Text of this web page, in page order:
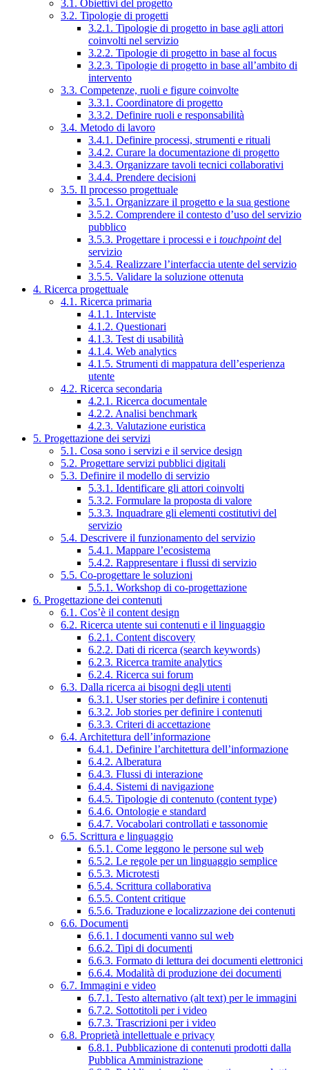
3.1. Obiettivi del progetto
3.2. Tipologie di progetti
3.2.1. Tipologie di progetto in base agli attori
coinvolti nel servizio
3.2.2. Tipologie di progetto in base al focus
3.2.3. Tipologie di progetto in base all’ambito di
intervento
3.3. Competenze, ruoli e figure coinvolte
3.3.1. Coordinatore di progetto
3.3.2. Definire ruoli e responsabilità
3.4. Metodo di lavoro
3.4.1. Definire processi, strumenti e rituali
3.4.2. Curare la documentazione di progetto
3.4.3. Organizzare tavoli tecnici collaborativi
3.4.4. Prendere decisioni
3.5. Il processo progettuale
3.5.1. Organizzare il progetto e la sua gestione
3.5.2. Comprendere il contesto d’uso del servizio
pubblico
3.5.3. Progettare i processi e i touchpointdel
servizio
3.5.4. Realizzare l’interfaccia utente del servizio
3.5.5. Validare la soluzione ottenuta
4. Ricerca progettuale
4.1. Ricerca primaria
4.1.1. Interviste
4.1.2. Questionari
4.1.3. Test di usabilità
4.1.4. Web analytics
4.1.5. Strumenti di mappatura dell’esperienza
utente
4.2. Ricerca secondaria
4.2.1. Ricerca documentale
4.2.2. Analisi benchmark
4.2.3. Valutazione euristica
5. Progettazione dei servizi
5.1. Cosa sono i servizi e il service design
5.2. Progettare servizi pubblici digitali
5.3. Definire il modello di servizio
5.3.1. Identificare gli attori coinvolti
5.3.2. Formulare la proposta di valore
5.3.3. Inquadrare gli elementi costitutivi del
servizio
5.4. Descrivere il funzionamento del servizio
5.4.1. Mappare l’ecosistema
5.4.2. Rappresentare i flussi di servizio
5.5. Co-progettare le soluzioni
5.5.1. Workshop di co-progettazione
6. Progettazione dei contenuti
6.1. Cos’è il content design
6.2. Ricerca utente sui contenuti e il linguaggio
6.2.1. Content discovery
6.2.2. Dati di ricerca (search keywords)
6.2.3. Ricerca tramite analytics
6.2.4. Ricerca sui forum
6.3. Dalla ricerca ai bisogni degli utenti
6.3.1. User stories per definire i contenuti
6.3.2. Job stories per definire i contenuti
6.3.3. Criteri di accettazione
6.4. Architettura dell’informazione
6.4.1. Definire l’architettura dell’informazione
6.4.2. Alberatura
6.4.3. Flussi di interazione
6.4.4. Sistemi di navigazione
6.4.5. Tipologie di contenuto (content type)
6.4.6. Ontologie e standard
6.4.7. Vocabolari controllati e tassonomie
6.5. Scrittura e linguaggio
6.5.1. Come leggono le persone sul web
6.5.2. Le regole per un linguaggio semplice
6.5.3. Microtesti
6.5.4. Scrittura collaborativa
6.5.5. Content critique
6.5.6. Traduzione e localizzazione dei contenuti
6.6. Documenti
6.6.1. I documenti vanno sul web
6.6.2. Tipi di documenti
6.6.3. Formato di lettura dei documenti elettronici
6.6.4. Modalità di produzione dei documenti
6.7. Immagini e video
6.7.1. Testo alternativo (alt text) per le immagini
6.7.2. Sottotitoli per i video
6.7.3. Trascrizioni per i video
6.8. Proprietà intellettuale e privacy
6.8.1. Pubblicazione di contenuti prodotti dalla
Pubblica Amministrazione